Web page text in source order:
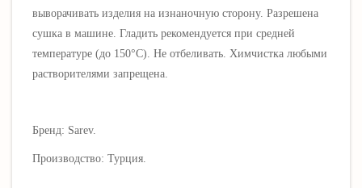
выворачивать изделия на изнаночную сторону. Разрешена
сушка в машине. Гладить рекомендуется при средней
температуре (до 150°C). Не отбеливать. Химчистка любыми
растворителями запрещена.
Бренд: Sarev.
Производство: Турция.